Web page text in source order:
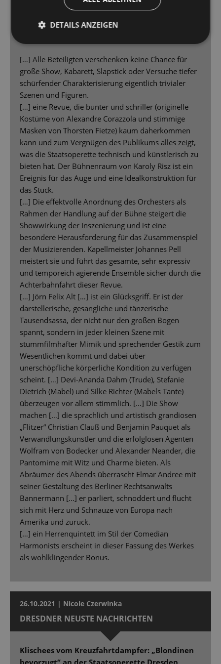
Die zeitkritische Revue „Zwei Krawatten“ von
1929 ist an der Staatsoperette Dresden als
[…] Alle Beteiligten verschenken keine Chance für
große Show, Kabarett, Slapstick oder Versuche tiefer
schürfender Charakterisierung eigentlich trivialer
Szenen und Figuren.
[…] eine Revue, die bunter und schriller (originelle
Kostüme von Alexandre Corazzola und stimmige
Masken von Thorsten Fietze) kaum daherkommen
kann und zum Vergnügen des Publikums alles zeigt,
was die Staatsoperette technisch und künstlerisch zu
bieten hat. Der Bühnenraum von Karoly Risz ist ein
Ereignis für das Auge und eine Idealkonstruktion für
das Stück.
[…] Die effektvolle Anordnung des Orchesters als
Rahmen der Handlung auf der Bühne steigert die
Showwirkung der Inszenierung und ist eine
besondere Herausforderung für das Zusammenspiel
der Musizierenden. Kapellmeister Johannes Pell
meistert sie und führt das gesamte, sehr expressiv
und temporeich agierende Ensemble sicher durch die
Achterbahnfahrt dieser Revue.
[…] Jörn Felix Alt […] ist ein Glücksgriff. Er ist der
darstellerische, gesangliche und tänzerische
Tausendsassa, der nicht nur den großen Bogen
spannt, sondern in jeder kleinen Szene mit
stummfilmhafter Mimik und sprechender Gestik zum
Wesentlichen kommt und dabei über
unerschöpfliche körperliche Kondition zu verfügen
scheint. […] Devi-Ananda Dahm (Trude), Stefanie
Dietrich (Mabel) und Silke Richter (Mabels Tante)
überzeugen vor allem stimmlich. […] Die Show
machen […] die sprachlich und artistisch grandiosen
„Flitzer“ Christian Clauß und Benjamin Pauquet als
Verwandlungskünstler und die erfolglosen Agenten
Wolfram von Bodecker und Alexander Neander, die
Pantomime mit Witz und Charme bieten. Als
Abräumer des Abends überrascht Elmar Andree mit
seiner Gestaltung des Berliner Rechtsanwalts
Bannermann […] er parliert, schnoddert und flucht
sich mit Herz und Schnauze von Europa nach
Amerika und zurück.
[…] ein Herrenquintett im Stil der Comedian
Harmonists erscheint in dieser Fassung des Werkes
als wohlklingender Bonus.
26.10.2021 | Nicole Czerwinka
DRESDNER NEUSTE NACHRICHTEN
Klischees vom Kreuzfahrtdampfer: „Blondinen
DETAILS ANZEIGEN